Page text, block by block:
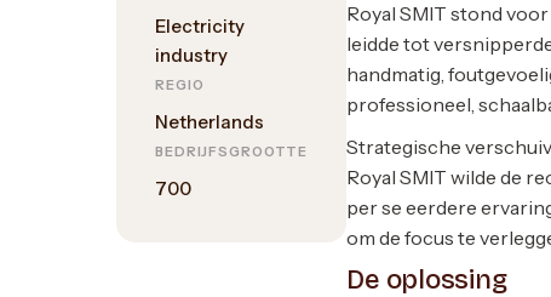
Electricity
industry
REGIO
Netherlands
BEDRIJFSGROOTTE
700
Royal SMIT stond
leidde tot
handmatig,
professioneel,
Strategische
Royal SMIT wilde de
per se eerdere
om de focus te
De oplossing